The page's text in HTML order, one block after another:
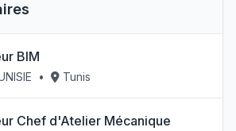
BIM
• Tunis
Chef d'Atelier Mécanique